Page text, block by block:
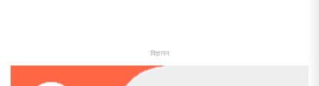
विज्ञापन